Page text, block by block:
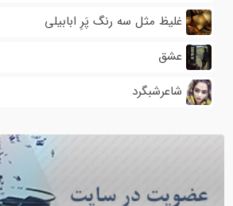
غلیظ مثل سه رنگ پَرِ ابابیلی
عشق
شاعرشبگرد